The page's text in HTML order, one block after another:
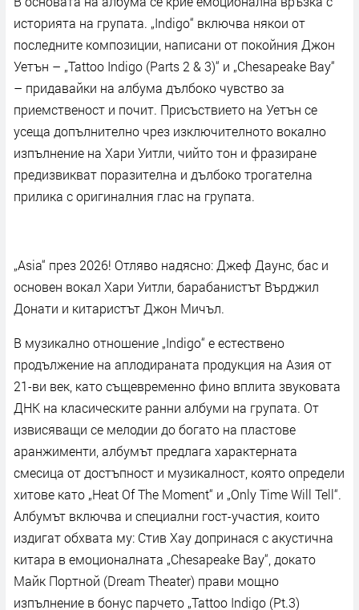
историята на групата. „Indigo“ включва някои от
последните композиции, написани от покойния Джон
Уетън – „Tattoo Indigo (Parts 2 & 3)“ и „Chesapeake Bay“
– придавайки на албума дълбоко чувство за
приемственост и почит. Присъствието на Уетън се
усеща допълнително чрез изключителното вокално
изпълнение на Хари Уитли, чийто тон и фразиране
предизвикват поразителна и дълбоко трогателна
прилика с оригиналния глас на групата.
„Asia“ през 2026! Отляво надясно: Джеф Даунс, бас и
основен вокал Хари Уитли, барабанистът Върджил
Донати и китаристът Джон Мичъл.
В музикално отношение „Indigo“ е естествено
продължение на аплодираната продукция на Азия от
21-ви век, като същевременно фино вплита звуковата
ДНК на класическите ранни албуми на групата. От
извисяващи се мелодии до богато на пластове
аранжименти, албумът предлага характерната
смесица от достъпност и музикалност, която определи
хитове като „Heat Of The Moment“ и „Only Time Will Tell“.
Албумът включва и специални гост-участия, които
издигат обхвата му: Стив Хау допринася с акустична
китара в емоционалната „Chesapeake Bay“, докато
Майк Портной (Dream Theater) прави мощно
изпълнение в бонус парчето „Tattoo Indigo (Pt.3)